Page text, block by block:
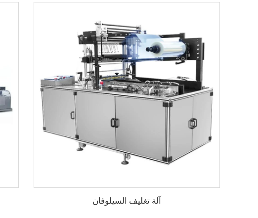
آلة تغليف السيلوفان